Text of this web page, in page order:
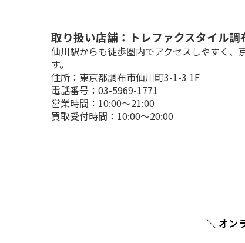
取り扱い店舗：トレファクスタイル調
仙川駅からも徒歩圏内でアクセスしやすく
す。
住所：東京都調布市仙川町3-1-3 1F
電話番号：03-5969-1771
営業時間：10:00～21:00
買取受付時間：10:00～20:00
＼ オン